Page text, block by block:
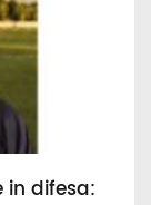
in difesa: